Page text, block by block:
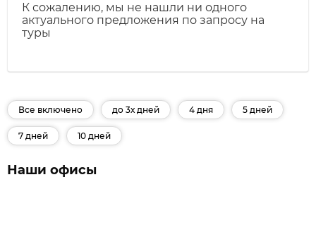
К сожалению, мы не нашли ни одного
актуального предложения по запросу на
туры
Все включено до 3х дней 4 дня 5 дней
7 дней 10 дней
Наши офисы